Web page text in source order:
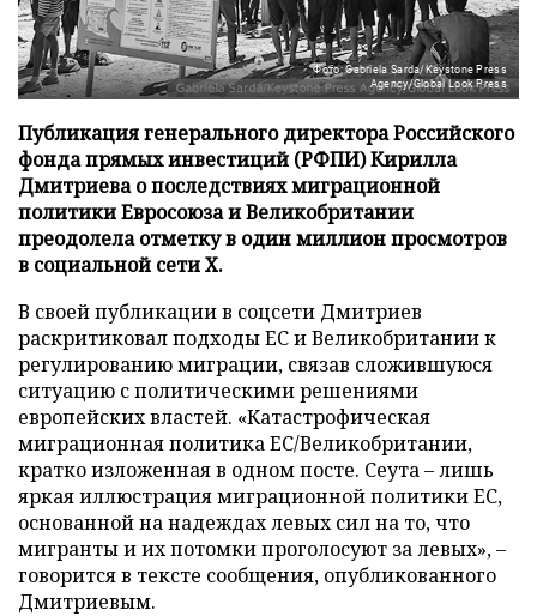
Фото: Gabriela Sarda/Keystone Press
Agency/Global Look Press
Публикация генерального директора Российского
фонда прямых инвестиций (РФПИ) Кирилла
Дмитриева о последствиях миграционной
политики Евросоюза и Великобритании
преодолела отметку в один миллион просмотров
в социальной сети X.
В своей публикации в соцсети Дмитриев
раскритиковал подходы ЕС и Великобритании к
регулированию миграции, связав сложившуюся
ситуацию с политическими решениями
европейских властей. «Катастрофическая
миграционная политика ЕС/Великобритании,
кратко изложенная в одном посте. Сеута – лишь
яркая иллюстрация миграционной политики ЕС,
основанной на надеждах левых сил на то, что
мигранты и их потомки проголосуют за левых», –
говорится в тексте сообщения, опубликованного
Дмитриевым.